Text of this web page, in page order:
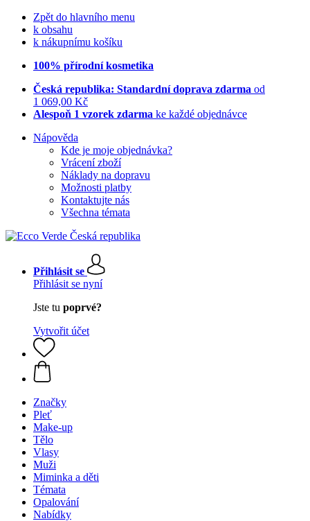
Zpět do hlavního menu
k obsahu
k nákupnímu košíku
100% přírodní kosmetika
Česká republika: Standardní doprava zdarma od
1 069,00 Kč
Alespoň 1 vzorek zdarma ke každé objednávce
Nápověda
Kde je moje objednávka?
Vrácení zboží
Náklady na dopravu
Možnosti platby
Kontaktujte nás
Všechna témata
Přihlásit se
Přihlásit se nyní
Jste tu poprvé?
Vytvořit účet
Značky
Pleť
Make-up
Tělo
Vlasy
Muži
Miminka a děti
Témata
Opalování
Nabídky